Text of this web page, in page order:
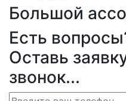
Большой
Есть
Оставь
звонок...